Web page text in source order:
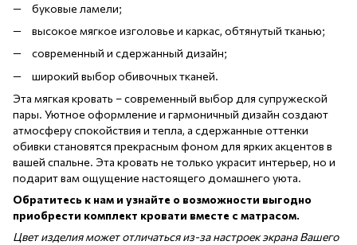
буковые ламели;
высокое мягкое изголовье и каркас, обтянутый тканью;
современный и сдержанный дизайн;
широкий выбор обивочных тканей.
Эта мягкая кровать – современный выбор для супружеской
пары. Уютное оформление и гармоничный дизайн создают
атмосферу спокойствия и тепла, а сдержанные оттенки
обивки становятся прекрасным фоном для ярких акцентов в
вашей спальне. Эта кровать не только украсит интерьер, но и
подарит вам ощущение настоящего домашнего уюта.
Обратитесь к нам и узнайте о возможности выгодно
приобрести комплект кровати вместе с матрасом.
Цвет изделия может отличаться из-за настроек экрана Вашего